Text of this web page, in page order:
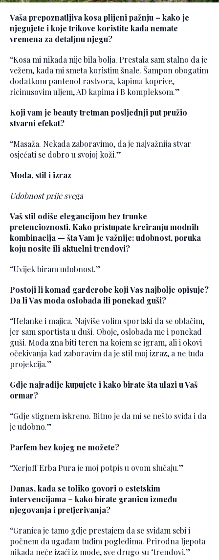
Vaša prepoznatljiva kosa plijeni pažnju – kako je
njegujete i koje trikove koristite kada nemate
vremena za detaljnu njegu?
“Kosa mi nikada nije bila bolja. Prestala sam stalno da je
vežem, kada mi smeta koristim šnale. Šampon obogatim
dodatkom pantenol rastvora, kapima koprive,
ricinusovim uljem, AD kapima i B kompleksom.”
Koji vam je beauty tretman posljednji put pružio
stvarni efekat?
“Masaža. Nekada zaboravimo, da je najvažnija stvar
osjećati se dobro u svojoj koži.”
Moda, stil i izraz
Udobnost prije svega
Vaš stil odiše elegancijom bez trunke
pretencioznosti. Kako pristupate kreiranju modnih
kombinacija — šta Vam je važnije: udobnost, poruka
koju nosite ili aktuelni trendovi?
“Uvijek biram udobnost.”
Postoji li komad garderobe koji Vas najbolje opisuje?
Da li Vas moda oslobađa ili ponekad guši?
“Helanke i majica. Najviše volim sportski da se oblačim,
jer sam sportista u duši. Oboje, oslobađa me i ponekad
guši. Moda zna biti teren na kojem se igram, ali i okovi
očekivanja kad zaboravim da je stil moj izraz, a ne tuđa
projekcija.”
Gdje najradije kupujete i kako birate šta ulazi u Vaš
ormar?
“Gdje stignem iskreno. Bitno je da mi se nešto sviđa i da
je udobno.”
Parfem bez kojeg ne možete?
“Xerjoff Erba Pura je moj potpis u ovom slučaju.”
Danas, kada se toliko govori o estetskim
intervencijama – kako birate granicu između
njegovanja i pretjerivanja?
“Granica je tamo gdje prestajem da se sviđam sebi i
počnem da ugađam tuđim pogledima. Prirodna ljepota
nikada neće izaći iz mode, sve drugo su ‘trendovi.”